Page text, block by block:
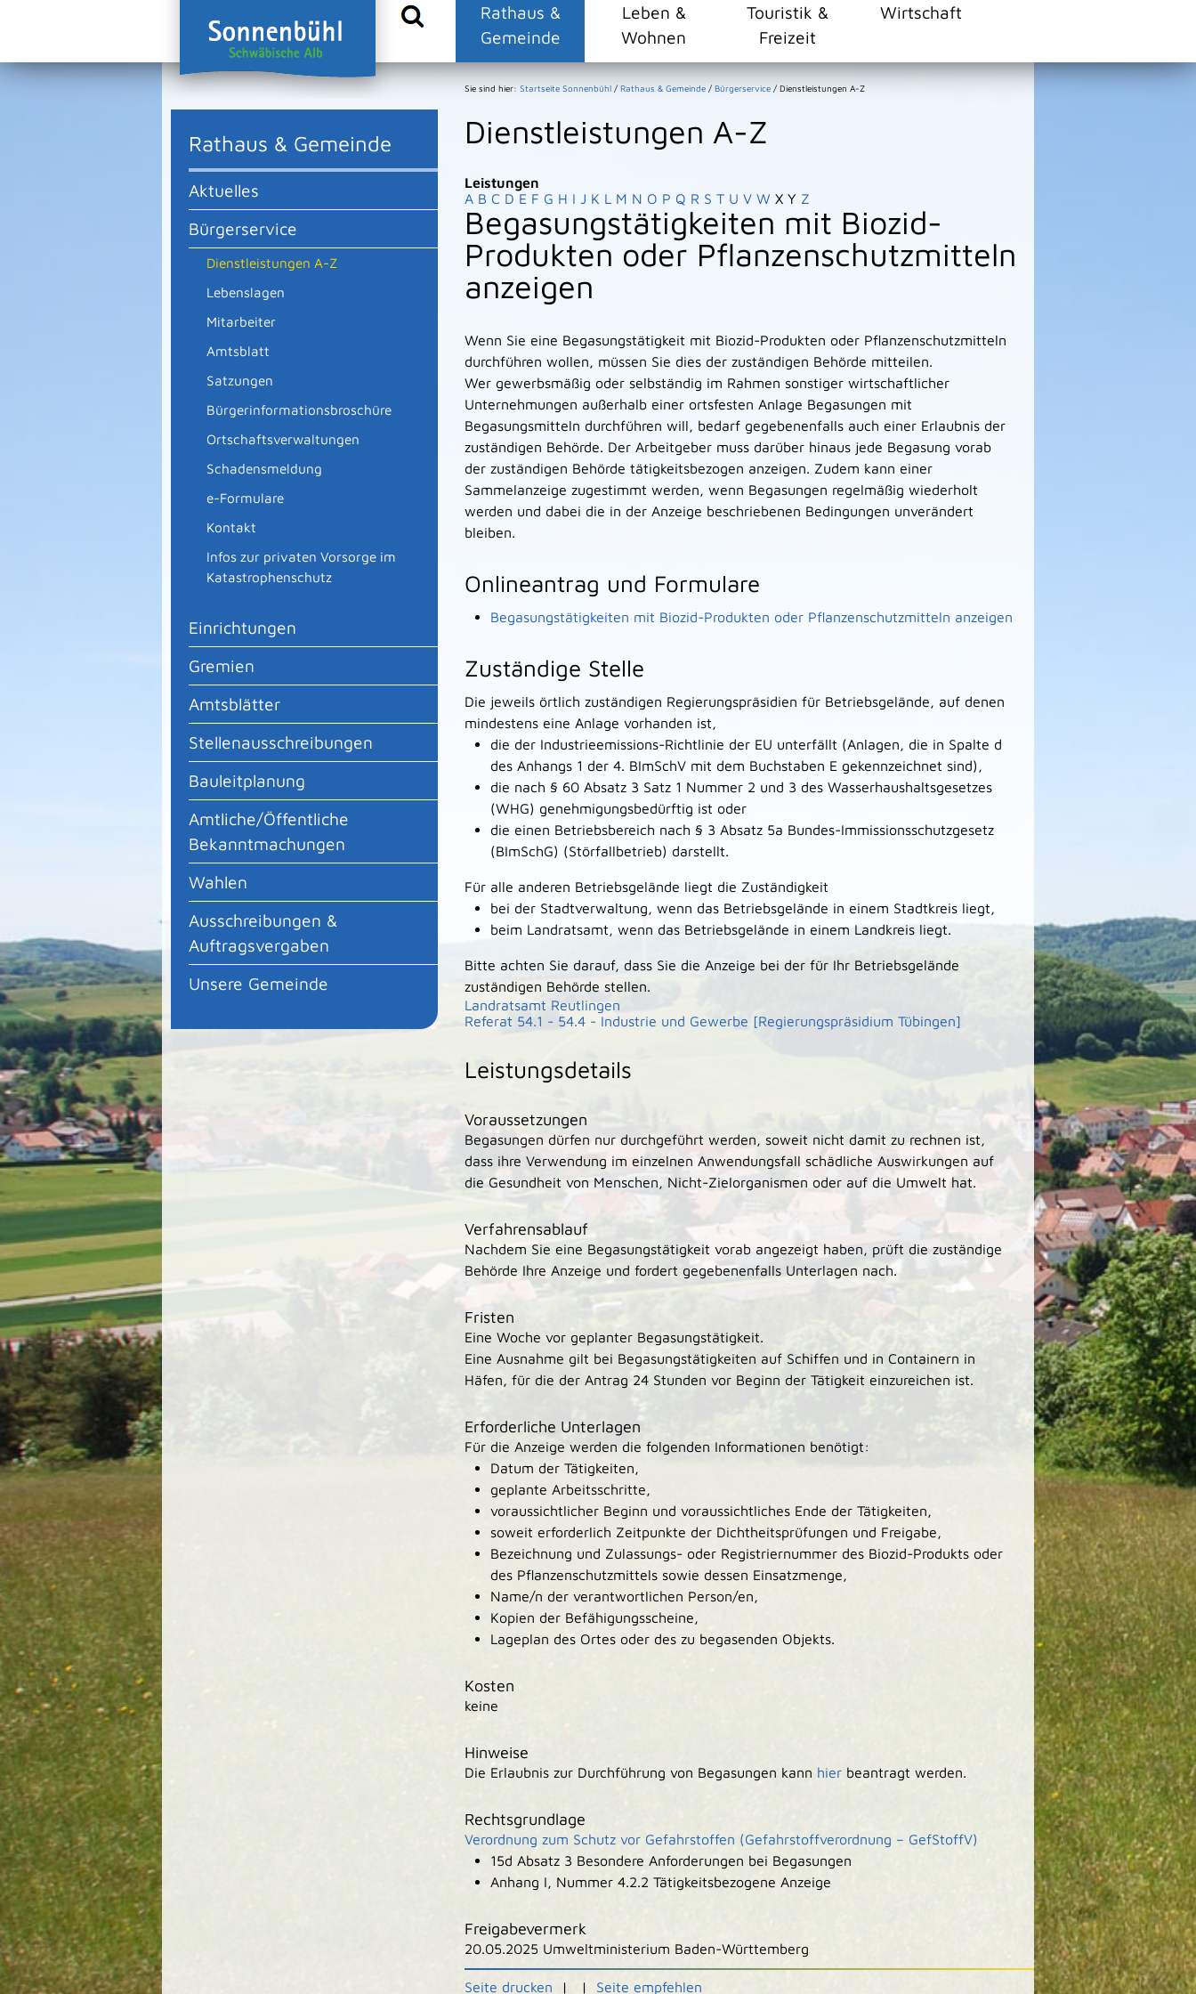
Rathaus &
Gemeinde
Leben &
Wohnen
Touristik &
Freizeit
Wirtschaft
Rathaus & Gemeinde
Aktuelles
Bürgerservice
Dienstleistungen A-Z
Lebenslagen
Mitarbeiter
Amtsblatt
Satzungen
Bürgerinformationsbroschüre
Ortschaftsverwaltungen
Schadensmeldung
e-Formulare
Kontakt
Infos zur privaten Vorsorge im
Katastrophenschutz
Einrichtungen
Gremien
Amtsblätter
Stellenausschreibungen
Bauleitplanung
Amtliche/Öffentliche
Bekanntmachungen
Wahlen
Ausschreibungen &
Auftragsvergaben
Unsere Gemeinde
Sie sind hier: Startseite Sonnenbühl / Rathaus & Gemeinde / Bürgerservice / Dienstleistungen A-Z
Dienstleistungen A-Z
Leistungen
A B C D E F G H I J K L M N O P Q R S T U V W X Y Z
Begasungstätigkeiten mit Biozid-
Produkten oder Pflanzenschutzmitteln
anzeigen
Wenn Sie eine Begasungstätigkeit mit Biozid-Produkten oder Pflanzenschutzmitteln
durchführen wollen, müssen Sie dies der zuständigen Behörde mitteilen.
Wer gewerbsmäßig oder selbständig im Rahmen sonstiger wirtschaftlicher
Unternehmungen außerhalb einer ortsfesten Anlage Begasungen mit
Begasungsmitteln durchführen will, bedarf gegebenenfalls auch einer Erlaubnis der
zuständigen Behörde. Der Arbeitgeber muss darüber hinaus jede Begasung vorab
der zuständigen Behörde tätigkeitsbezogen anzeigen. Zudem kann einer
Sammelanzeige zugestimmt werden, wenn Begasungen regelmäßig wiederholt
werden und dabei die in der Anzeige beschriebenen Bedingungen unverändert
bleiben.
Onlineantrag und Formulare
Begasungstätigkeiten mit Biozid-Produkten oder Pflanzenschutzmitteln anzeigen
Zuständige Stelle
Die jeweils örtlich zuständigen Regierungspräsidien für Betriebsgelände, auf denen
mindestens eine Anlage vorhanden ist,
die der Industrieemissions-Richtlinie der EU unterfällt (Anlagen, die in Spalte d
des Anhangs 1 der 4. BImSchV mit dem Buchstaben E gekennzeichnet sind),
die nach § 60 Absatz 3 Satz 1 Nummer 2 und 3 des Wasserhaushaltsgesetzes
(WHG) genehmigungsbedürftig ist oder
die einen Betriebsbereich nach § 3 Absatz 5a Bundes-Immissionsschutzgesetz
(BImSchG) (Störfallbetrieb) darstellt.
Für alle anderen Betriebsgelände liegt die Zuständigkeit
bei der Stadtverwaltung, wenn das Betriebsgelände in einem Stadtkreis liegt,
beim Landratsamt, wenn das Betriebsgelände in einem Landkreis liegt.
Bitte achten Sie darauf, dass Sie die Anzeige bei der für Ihr Betriebsgelände
zuständigen Behörde stellen.
Landratsamt Reutlingen
Referat 54.1 - 54.4 - Industrie und Gewerbe [Regierungspräsidium Tübingen]
Leistungsdetails
Voraussetzungen
Begasungen dürfen nur durchgeführt werden, soweit nicht damit zu rechnen ist,
dass ihre Verwendung im einzelnen Anwendungsfall schädliche Auswirkungen auf
die Gesundheit von Menschen, Nicht-Zielorganismen oder auf die Umwelt hat.
Verfahrensablauf
Nachdem Sie eine Begasungstätigkeit vorab angezeigt haben, prüft die zuständige
Behörde Ihre Anzeige und fordert gegebenenfalls Unterlagen nach.
Fristen
Eine Woche vor geplanter Begasungstätigkeit.
Eine Ausnahme gilt bei Begasungstätigkeiten auf Schiffen und in Containern in
Häfen, für die der Antrag 24 Stunden vor Beginn der Tätigkeit einzureichen ist.
Erforderliche Unterlagen
Für die Anzeige werden die folgenden Informationen benötigt:
Datum der Tätigkeiten,
geplante Arbeitsschritte,
voraussichtlicher Beginn und voraussichtliches Ende der Tätigkeiten,
soweit erforderlich Zeitpunkte der Dichtheitsprüfungen und Freigabe,
Bezeichnung und Zulassungs- oder Registriernummer des Biozid-Produkts oder
des Pflanzenschutzmittels sowie dessen Einsatzmenge,
Name/n der verantwortlichen Person/en,
Kopien der Befähigungsscheine,
Lageplan des Ortes oder des zu begasenden Objekts.
Kosten
keine
Hinweise
Die Erlaubnis zur Durchführung von Begasungen kann hier beantragt werden.
Rechtsgrundlage
Verordnung zum Schutz vor Gefahrstoffen (Gefahrstoffverordnung – GefStoffV)
15d Absatz 3 Besondere Anforderungen bei Begasungen
Anhang I, Nummer 4.2.2 Tätigkeitsbezogene Anzeige
Freigabevermerk
20.05.2025 Umweltministerium Baden-Württemberg
Seite drucken | | Seite empfehlen